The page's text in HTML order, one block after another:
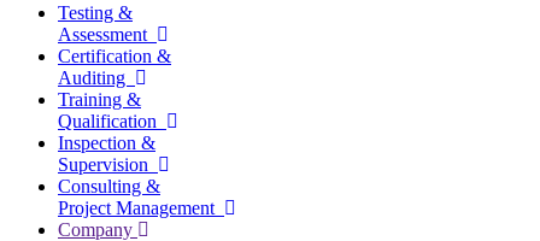
Testing &
Assessment
Certification &
Auditing
Training &
Qualification
Inspection &
Supervision
Consulting &
Project Management
Company